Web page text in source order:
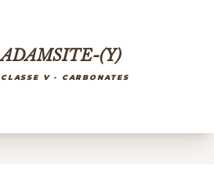
ADAMSITE-(Y)
CLASSE V - CARBONATES